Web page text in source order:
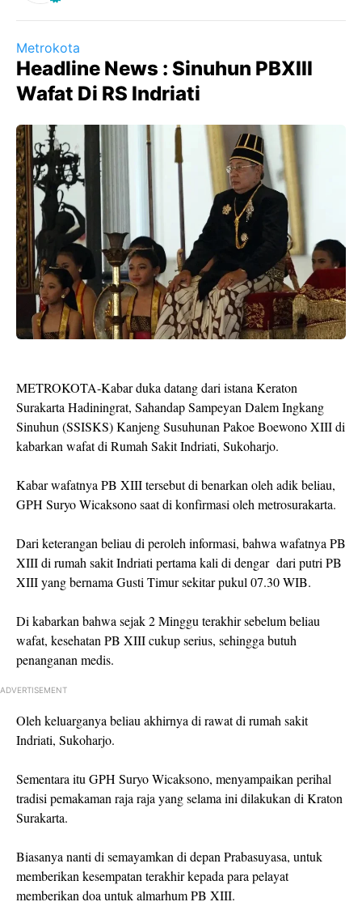
Metrokota
Headline News : Sinuhun PBXIII
Wafat Di RS Indriati
METROKOTA-Kabar duka datang dari istana Keraton
Surakarta Hadiningrat, Sahandap Sampeyan Dalem Ingkang
Sinuhun (SSISKS) Kanjeng Susuhunan Pakoe Boewono XIII di
kabarkan wafat di Rumah Sakit Indriati, Sukoharjo.
Kabar wafatnya PB XIII tersebut di benarkan oleh adik beliau,
GPH Suryo Wicaksono saat di konfirmasi oleh metrosurakarta.
Dari keterangan beliau di peroleh informasi, bahwa wafatnya PB
XIII di rumah sakit Indriati pertama kali di dengar dari putri PB
XIII yang bernama Gusti Timur sekitar pukul 07.30 WIB.
Di kabarkan bahwa sejak 2 Minggu terakhir sebelum beliau
wafat, kesehatan PB XIII cukup serius, sehingga butuh
penanganan medis.
ADVERTISEMENT
Oleh keluarganya beliau akhirnya di rawat di rumah sakit
Indriati, Sukoharjo.
Sementara itu GPH Suryo Wicaksono, menyampaikan perihal
tradisi pemakaman raja raja yang selama ini dilakukan di Kraton
Surakarta.
Biasanya nanti di semayamkan di depan Prabasuyasa, untuk
memberikan kesempatan terakhir kepada para pelayat
memberikan doa untuk almarhum PB XIII.